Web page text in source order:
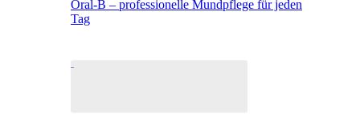
Oral-B – professionelle Mundpflege für jeden
Tag